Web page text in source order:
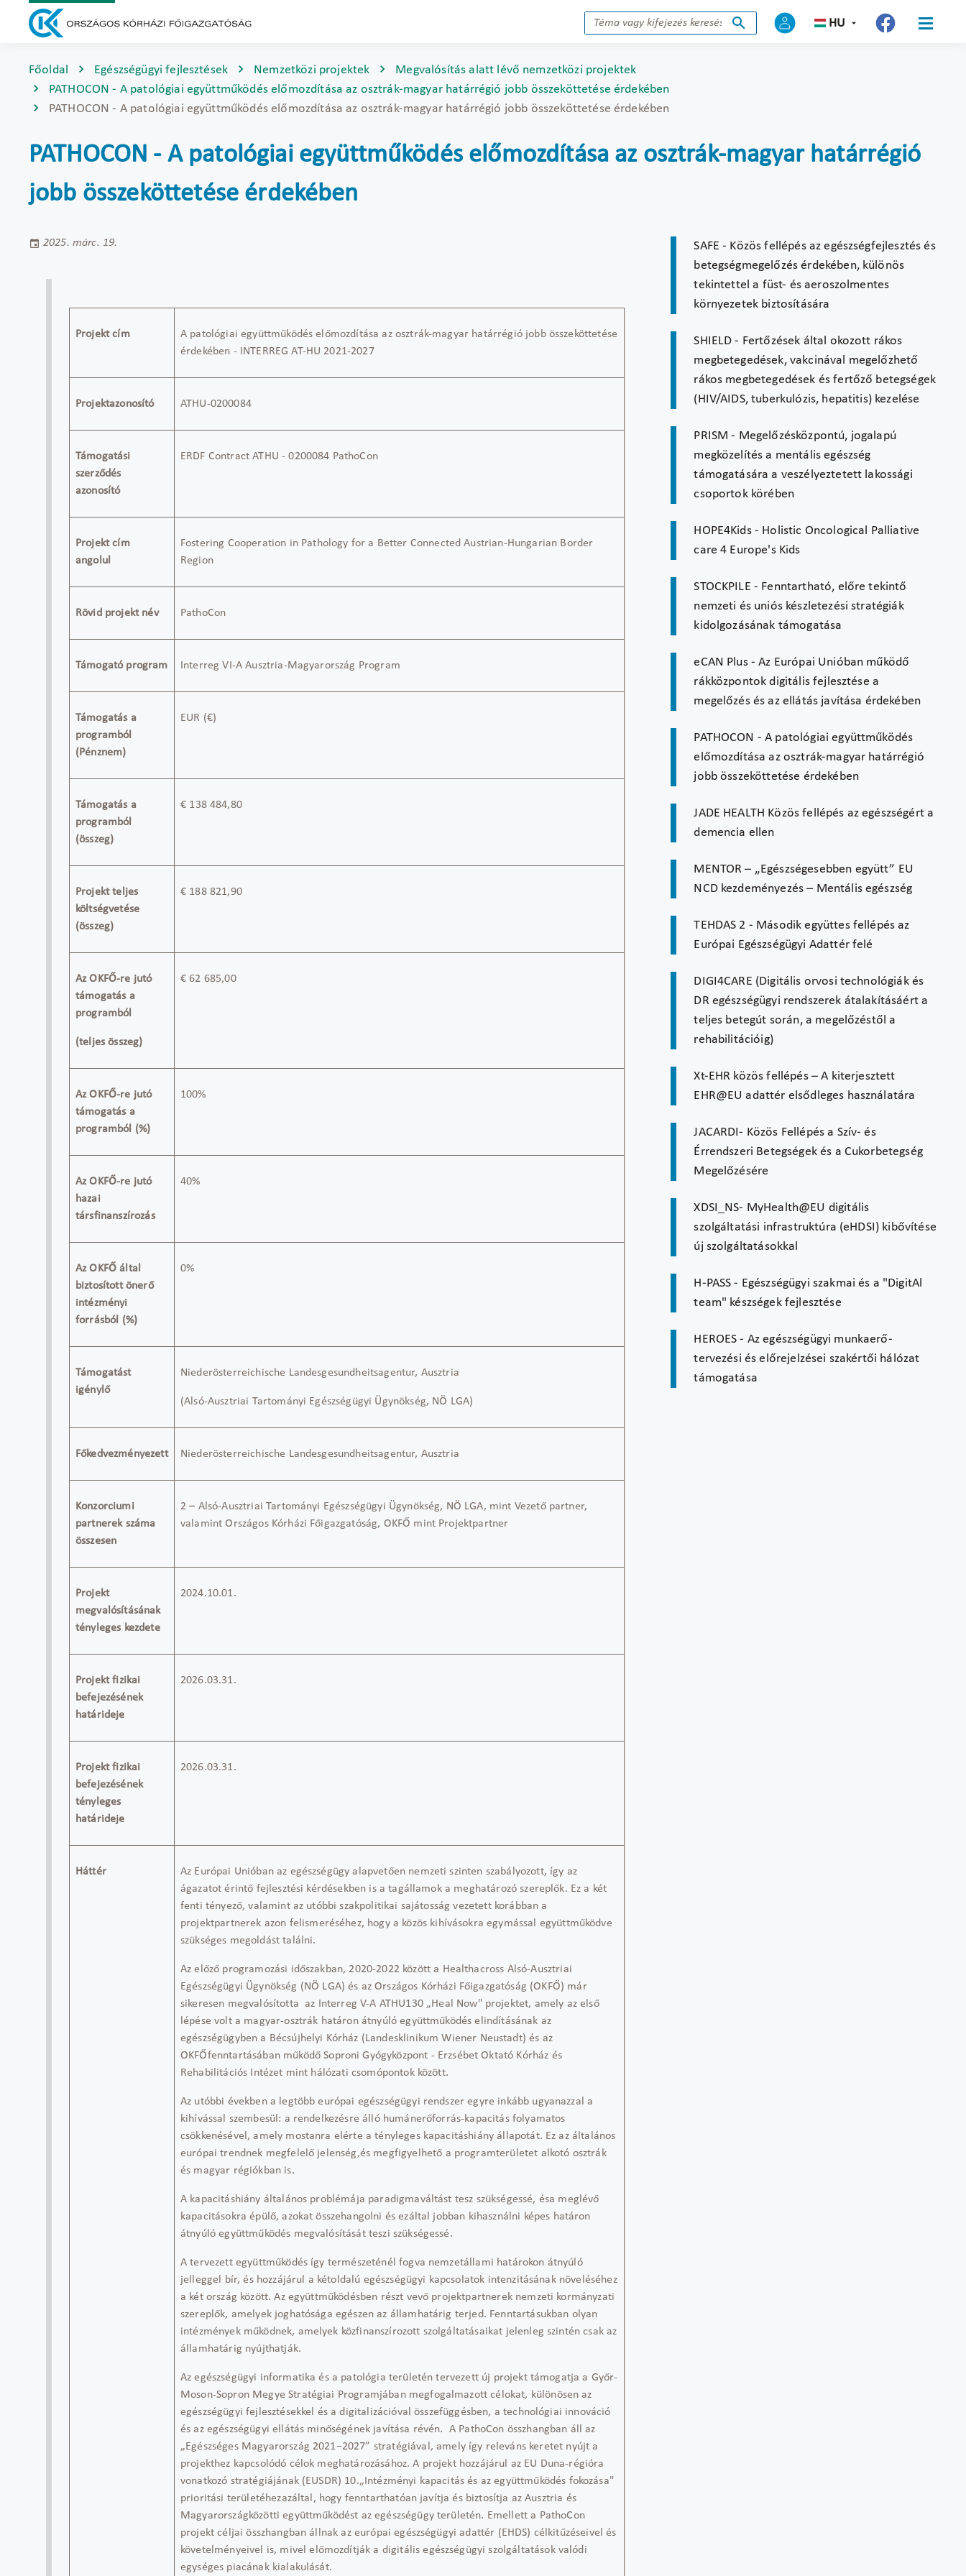
HU
Főoldal Egészségügyi fejlesztések Nemzetközi projektek
Megvalósítás alatt lévő nemzetközi projektek
PATHOCON - A patológiai együttműködés előmozdítása az osztrák-magyar határrégió jobb összeköttetése érdekében
PATHOCON - A patológiai együttműködés előmozdítása az osztrák-magyar határrégió jobb összeköttetése érdekében
PATHOCON - A patológiai együttműködés előmozdítása az osztrák-magyar határrégió
jobb összeköttetése érdekében
2025. márc. 19.
Projekt cím
A patológiai együttműködés előmozdítása az osztrák-magyar határrégió jobb összeköttetése
érdekében -
INTERREG AT-HU 2021-2027
Projektazonosító ATHU-0200084
Támogatási
szerződés
azonosító
ERDF Contract ATHU - 0200084 PathoCon
Projekt cím
angolul
Fostering Cooperation in Pathology for a Better Connected Austrian-Hungarian Border
Region
Rövid projekt név PathoCon
Támogató program Interreg VI-AAusztria-Magyarország Program
Támogatás a
programból
(Pénznem)
EUR (€)
Támogatás a
programból
(összeg)
€ 138 484,80
Projekt teljes
költségvetése
(összeg)
€ 188 821,90
Az OKFŐ-re jutó
támogatás a
programból
(teljes összeg)
€ 62 685,00
Az OKFŐ-re jutó
támogatás a
programból (%)
100%
Az OKFŐ-re jutó
hazai
társfinanszírozás
40%
Az OKFŐ által
biztosított önerő
intézményi
forrásból (%)
0%
Támogatást
igénylő
Niederösterreichische Landesgesundheitsagentur, Ausztria
(Alsó-Ausztriai Tartományi Egészségügyi Ügynökség, NÖ LGA)
Főkedvezményezett Niederösterreichische Landesgesundheitsagentur, Ausztria
Konzorciumi
partnerek száma
összesen
2 – Alsó-Ausztriai Tartományi Egészségügyi Ügynökség, NÖ LGA, mint Vezető partner,
valamint Országos Kórházi Főigazgatóság, OKFŐ mint Projektpartner
Projekt
megvalósításának
tényleges kezdete
2024.10.01.
Projekt fizikai
befejezésének
határideje
2026.03.31.
Projekt fizikai
befejezésének
tényleges
határideje
2026.03.31.
Háttér
Az Európai Unióban az egészségügy alapvetően nemzeti szinten szabályozott, így az
ágazatot érintő fejlesztési kérdésekben is a tagállamok a meghatározó szereplők. Ez a két
fenti tényező, valamint az utóbbi szakpolitikai sajátosság vezetett korábban a
projektpartnerek azon felismeréséhez, hogy a közös kihívásokra egymással együttműködve
szükséges megoldást találni.
Az előző programozási időszakban, 2020-2022 között a Healthacross Alsó-Ausztriai
Egészségügyi Ügynökség (NÖ LGA) és az Országos Kórházi Főigazgatóság (OKFŐ) már
sikeresen megvalósította az Interreg V-A ATHU130 „Heal Now" projektet, amely az első
lépése volt a magyar-osztrák határon átnyúló együttműködés elindításának az
egészségügyben a Bécsújhelyi Kórház (Landesklinikum Wiener Neustadt) és az
OKFŐfenntartásában működőSoproniGyógyközpont - Erzsébet Oktató Kórház és
Rehabilitációs Intézet mint hálózati csomópontok között.
Az utóbbi években a legtöbb európai egészségügyi rendszer egyre inkább ugyanazzal a
kihívással szembesül: a rendelkezésre álló humánerőforrás-kapacitás folyamatos
csökkenésével, amely mostanra elérte a tényleges kapacitáshiány állapotát. Ezaz általános
európai trendnek megfelelő jelenség,és megfigyelhető a programterületet alkotó osztrák
és magyar régiókban is.
A kapacitáshiány általános problémája paradigmaváltást tesz szükségessé, ésa meglévő
kapacitásokra épülő, azokat összehangolni és ezáltal jobban kihasználni képes határon
átnyúló együttműködés megvalósítását teszi szükségessé.
A tervezett együttműködés így természeténél fogva nemzetállami határokon átnyúló
jelleggel bír, és hozzájárul a kétoldalú egészségügyi kapcsolatok intenzitásának növeléséhez
a két ország között. Az együttműködésben részt vevő projektpartnerek nemzeti kormányzati
szereplők, amelyek joghatósága egészen az államhatárig terjed. Fenntartásukban olyan
intézmények működnek, amelyek közfinanszírozott szolgáltatásaikat jelenleg szintén csak az
államhatárig nyújthatják.
Az egészségügyi informatika és a patológia területén tervezett új projekt támogatja a Győr-
Moson-Sopron Megye Stratégiai Programjában megfogalmazott célokat, különösen az
egészségügyi fejlesztésekkel és a digitalizációval összefüggésben, a technológiai innováció
és az egészségügyi ellátás minőségének javítása révén. A PathoCon összhangban áll
az
„Egészséges Magyarország 2021−2027” stratégiával, amely így releváns keretet nyújt a
projekthez kapcsolódó célok meghatározásához.A projekt hozzájárul az EU Duna-régióra
vonatkozó stratégiájának(EUSDR) 10.„I ntézményi kapacitás és azegyüttműködés fokozása"
prioritási területéhezazáltal, hogy fenntarthatóan javítja és biztosítja az Ausztria és
Magyarországközötti együttműködést az egészségügy területén. Emellett a PathoCon
projektcéljai összhangban állnak az európai egészségügyi adattér (EHDS) célkitűzéseivel és
követelményeivel is, mivelelőmozdítják a digitális egészségügyi szolgáltatások valódi
egységes piacának kialakulását.
SAFE - Közös fellépés az egészségfejlesztés és
betegségmegelőzés érdekében, különös
tekintettel a füst- és aeroszolmentes
környezetek biztosítására
SHIELD - Fertőzések által okozott rákos
megbetegedések, vakcinával megelőzhető
rákos megbetegedések és fertőző betegségek
(HIV/AIDS, tuberkulózis, hepatitis) kezelése
PRISM - Megelőzésközpontú, jogalapú
megközelítés a mentális egészség
támogatására a veszélyeztetett lakossági
csoportok körében
HOPE4Kids - Holistic Oncological Palliative
care 4 Europe's Kids
STOCKPILE - Fenntartható, előre tekintő
nemzeti és uniós készletezési stratégiák
kidolgozásának támogatása
eCAN Plus - Az Európai Unióban működő
rákközpontok digitális fejlesztése a
megelőzés és az ellátás javítása érdekében
PATHOCON - A patológiai együttműködés
előmozdítása az osztrák-magyar határrégió
jobb összeköttetése érdekében
JADE HEALTH Közös fellépés az egészségért a
demencia ellen
MENTOR – „Egészségesebben együtt” EU
NCD kezdeményezés – Mentális egészség
TEHDAS 2 - Második együttes fellépés az
Európai Egészségügyi Adattér felé
DIGI4CARE (Digitális orvosi technológiák és
DR egészségügyi rendszerek átalakításáért a
teljes betegút során, a megelőzéstől a
rehabilitációig)
Xt-EHR közös fellépés – A kiterjesztett
EHR@EU adattér elsődleges használatára
JACARDI- Közös Fellépés a Szív- és
Érrendszeri Betegségek és a Cukorbetegség
Megelőzésére
XDSI_NS- MyHealth@EU digitális
szolgáltatási infrastruktúra (eHDSI) kibővítése
új szolgáltatásokkal
H-PASS - Egészségügyi szakmai és a "DigitAl
team" készségek fejlesztése
HEROES - Az egészségügyi munkaerő-
tervezési és előrejelzései szakértői hálózat
támogatása